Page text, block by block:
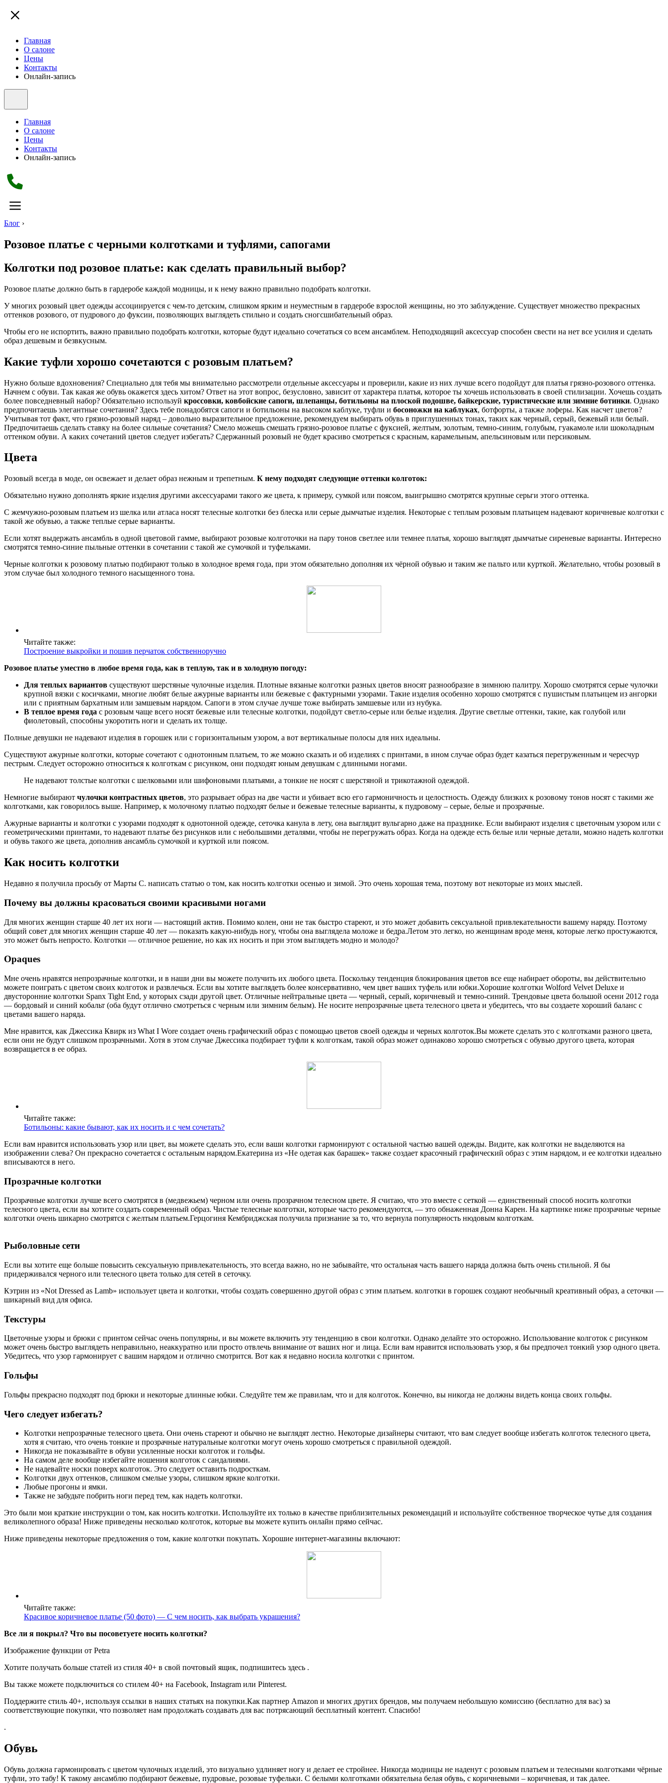
Главная
О салоне
Цены
Контакты
Онлайн-запись
Главная
О салоне
Цены
Контакты
Онлайн-запись
Блог ›
Розовое платье с черными колготками и туфлями, сапогами
Колготки под розовое платье: как сделать правильный выбор?
Розовое платье должно быть в гардеробе каждой модницы, и к нему важно правильно подобрать колготки.
У многих розовый цвет одежды ассоциируется с чем-то детским, слишком ярким и неуместным в гардеробе взрослой женщины, но это заблуждение. Существует множество прекрасных
оттенков розового, от пудрового до фуксии, позволяющих выглядеть стильно и создать сногсшибательный образ.
Чтобы его не испортить, важно правильно подобрать колготки, которые будут идеально сочетаться со всем ансамблем. Неподходящий аксессуар способен свести на нет все усилия и сделать
образ дешевым и безвкусным.
Какие туфли хорошо сочетаются с розовым платьем?
Нужно больше вдохновения? Специально для тебя мы внимательно рассмотрели отдельные аксессуары и проверили, какие из них лучше всего подойдут для платья грязно-розового оттенка.
Начнем с обуви. Так какая же обувь окажется здесь хитом? Ответ на этот вопрос, безусловно, зависит от характера платья, которое ты хочешь использовать в своей стилизации. Хочешь создать
более повседневный набор? Обязательно используй кроссовки, ковбойские сапоги, шлепанцы, ботильоны на плоской подошве, байкерские, туристические или зимние ботинки. Однако
предпочитаешь элегантные сочетания? Здесь тебе понадобятся сапоги и ботильоны на высоком каблуке, туфли и босоножки на каблуках, ботфорты, а также лоферы. Как насчет цветов?
Учитывая тот факт, что грязно-розовый наряд – довольно выразительное предложение, рекомендуем выбирать обувь в приглушенных тонах, таких как черный, серый, бежевый или белый.
Предпочитаешь сделать ставку на более сильные сочетания? Смело можешь смешать грязно-розовое платье с фуксией, желтым, золотым, темно-синим, голубым, гуакамоле или шоколадным
оттенком обуви. А каких сочетаний цветов следует избегать? Сдержанный розовый не будет красиво смотреться с красным, карамельным, апельсиновым или персиковым.
Цвета
Розовый всегда в моде, он освежает и делает образ нежным и трепетным. К нему подходят следующие оттенки колготок:
Обязательно нужно дополнять яркие изделия другими аксессуарами такого же цвета, к примеру, сумкой или поясом, выигрышно смотрятся крупные серьги этого оттенка.
С жемчужно-розовым платьем из шелка или атласа носят телесные колготки без блеска или серые дымчатые изделия. Некоторые с теплым розовым платьицем надевают коричневые колготки с
такой же обувью, а также теплые серые варианты.
Если хотят выдержать ансамбль в одной цветовой гамме, выбирают розовые колготочки на пару тонов светлее или темнее платья, хорошо выглядят дымчатые сиреневые варианты. Интересно
смотрятся темно-синие пыльные оттенки в сочетании с такой же сумочкой и туфельками.
Черные колготки к розовому платью подбирают только в холодное время года, при этом обязательно дополняя их чёрной обувью и таким же пальто или курткой. Желательно, чтобы розовый в
этом случае был холодного темного насыщенного тона.
Читайте также:
Построение выкройки и пошив перчаток собственноручно
Розовое платье уместно в любое время года, как в теплую, так и в холодную погоду:
Для теплых вариантов существуют шерстяные чулочные изделия. Плотные вязаные колготки разных цветов вносят разнообразие в зимнюю палитру. Хорошо смотрятся серые чулочки
крупной вязки с косичками, многие любят белые ажурные варианты или бежевые с фактурными узорами. Такие изделия особенно хорошо смотрятся с пушистым платьицем из ангорки
или с приятным бархатным или замшевым нарядом. Сапоги в этом случае лучше тоже выбирать замшевые или из нубука.
В теплое время года с розовым чаще всего носят бежевые или телесные колготки, подойдут светло-серые или белые изделия. Другие светлые оттенки, такие, как голубой или
фиолетовый, способны укоротить ноги и сделать их толще.
Полные девушки не надевают изделия в горошек или с горизонтальным узором, а вот вертикальные полосы для них идеальны.
Существуют ажурные колготки, которые сочетают с однотонным платьем, то же можно сказать и об изделиях с принтами, в ином случае образ будет казаться перегруженным и чересчур
пестрым. Следует осторожно относиться к колготкам с рисунком, они подходят юным девушкам с длинными ногами.
Не надевают толстые колготки с шелковыми или шифоновыми платьями, а тонкие не носят с шерстяной и трикотажной одеждой.
Немногие выбирают чулочки контрастных цветов, это разрывает образ на две части и убивает всю его гармоничность и целостность. Одежду близких к розовому тонов носят с такими же
колготками, как говорилось выше. Например, к молочному платью подходят белые и бежевые телесные варианты, к пудровому – серые, белые и прозрачные.
Ажурные варианты и колготки с узорами подходят к однотонной одежде, сеточка канула в лету, она выглядит вульгарно даже на празднике. Если выбирают изделия с цветочным узором или с
геометрическими принтами, то надевают платье без рисунков или с небольшими деталями, чтобы не перегружать образ. Когда на одежде есть белые или черные детали, можно надеть колготки
и обувь такого же цвета, дополнив ансамбль сумочкой и курткой или поясом.
Как носить колготки
Недавно я получила просьбу от Марты С. написать статью о том, как носить колготки осенью и зимой. Это очень хорошая тема, поэтому вот некоторые из моих мыслей.
Почему вы должны красоваться своими красивыми ногами
Для многих женщин старше 40 лет их ноги — настоящий актив. Помимо колен, они не так быстро стареют, и это может добавить сексуальной привлекательности вашему наряду. Поэтому
общий совет для многих женщин старше 40 лет — показать какую-нибудь ногу, чтобы она выглядела моложе и бедра.Летом это легко, но женщинам вроде меня, которые легко простужаются,
это может быть непросто. Колготки — отличное решение, но как их носить и при этом выглядеть модно и молодо?
Opaques
Мне очень нравятся непрозрачные колготки, и в наши дни вы можете получить их любого цвета. Поскольку тенденция блокирования цветов все еще набирает обороты, вы действительно
можете поиграть с цветом своих колготок и развлечься. Если вы хотите выглядеть более консервативно, чем цвет ваших туфель или юбки.Хорошие колготки Wolford Velvet Deluxe и
двусторонние колготки Spanx Tight End, у которых сзади другой цвет. Отличные нейтральные цвета — черный, серый, коричневый и темно-синий. Трендовые цвета большой осени 2012 года
— бордовый и синий кобальт (оба будут отлично смотреться с черным или зимним белым). Не носите непрозрачные цвета телесного цвета и убедитесь, что вы создаете хороший баланс с
цветами вашего наряда.
Мне нравится, как Джессика Квирк из What I Wore создает очень графический образ с помощью цветов своей одежды и черных колготок.Вы можете сделать это с колготками разного цвета,
если они не будут слишком прозрачными. Хотя в этом случае Джессика подбирает туфли к колготкам, такой образ может одинаково хорошо смотреться с обувью другого цвета, которая
возвращается в ее образ.
Читайте также:
Ботильоны: какие бывают, как их носить и с чем сочетать?
Если вам нравится использовать узор или цвет, вы можете сделать это, если ваши колготки гармонируют с остальной частью вашей одежды. Видите, как колготки не выделяются на
изображении слева? Он прекрасно сочетается с остальным нарядом.Екатерина из «Не одетая как барашек» также создает красочный графический образ с этим нарядом, и ее колготки идеально
вписываются в него.
Прозрачные колготки
Прозрачные колготки лучше всего смотрятся в (медвежьем) черном или очень прозрачном телесном цвете. Я считаю, что это вместе с сеткой — единственный способ носить колготки
телесного цвета, если вы хотите создать современный образ. Чистые телесные колготки, которые часто рекомендуются, — это обнаженная Донна Карен. На картинке ниже прозрачные черные
колготки очень шикарно смотрятся с желтым платьем.Герцогиня Кембриджская получила признание за то, что вернула популярность нюдовым колготкам.
Рыболовные сети
Если вы хотите еще больше повысить сексуальную привлекательность, это всегда важно, но не забывайте, что остальная часть вашего наряда должна быть очень стильной. Я бы
придерживался черного или телесного цвета только для сетей в сеточку.
Кэтрин из «Not Dressed as Lamb» использует цвета и колготки, чтобы создать совершенно другой образ с этим платьем. колготки в горошек создают необычный креативный образ, а сеточки —
шикарный вид для офиса.
Текстуры
Цветочные узоры и брюки с принтом сейчас очень популярны, и вы можете включить эту тенденцию в свои колготки. Однако делайте это осторожно. Использование колготок с рисунком
может очень быстро выглядеть неправильно, неаккуратно или просто отвлечь внимание от ваших ног и лица. Если вам нравится использовать узор, я бы предпочел тонкий узор одного цвета.
Убедитесь, что узор гармонирует с вашим нарядом и отлично смотрится. Вот как я недавно носила колготки с принтом.
Гольфы
Гольфы прекрасно подходят под брюки и некоторые длинные юбки. Следуйте тем же правилам, что и для колготок. Конечно, вы никогда не должны видеть конца своих гольфы.
Чего следует избегать?
Колготки непрозрачные телесного цвета. Они очень стареют и обычно не выглядят лестно. Некоторые дизайнеры считают, что вам следует вообще избегать колготок телесного цвета,
хотя я считаю, что очень тонкие и прозрачные натуральные колготки могут очень хорошо смотреться с правильной одеждой.
Никогда не показывайте в обуви усиленные носки колготок и гольфы.
На самом деле вообще избегайте ношения колготок с сандалиями.
Не надевайте носки поверх колготок. Это следует оставить подросткам.
Колготки двух оттенков, слишком смелые узоры, слишком яркие колготки.
Любые прогоны и ямки.
Также не забудьте побрить ноги перед тем, как надеть колготки.
Это были мои краткие инструкции о том, как носить колготки. Используйте их только в качестве приблизительных рекомендаций и используйте собственное творческое чутье для создания
великолепного образа! Ниже приведены несколько колготок, которые вы можете купить онлайн прямо сейчас.
Ниже приведены некоторые предложения о том, какие колготки покупать. Хорошие интернет-магазины включают:
Читайте также:
Красивое коричневое платье (50 фото) — С чем носить, как выбрать украшения?
Все ли я покрыл? Что вы посоветуете носить колготки?
Изображение функции от Petra
Хотите получать больше статей из стиля 40+ в свой почтовый ящик, подпишитесь здесь .
Вы также можете подключиться со стилем 40+ на Facebook, Instagram или Pinterest.
Поддержите стиль 40+, используя ссылки в наших статьях на покупки.Как партнер Amazon и многих других брендов, мы получаем небольшую комиссию (бесплатно для вас) за
соответствующие покупки, что позволяет нам продолжать создавать для вас потрясающий бесплатный контент. Спасибо!
.
Обувь
Обувь должна гармонировать с цветом чулочных изделий, это визуально удлиняет ногу и делает ее стройнее. Никогда модницы не наденут с розовым платьем и телесными колготками чёрные
туфли, это табу! К такому ансамблю подбирают бежевые, пудровые, розовые туфельки. С белыми колготками обязательна белая обувь, с коричневыми – коричневая, и так далее.